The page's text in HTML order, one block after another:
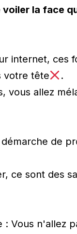
la face
internet, ces
votre tête
.
vous allez
de
ce sont des
: Vous n'allez